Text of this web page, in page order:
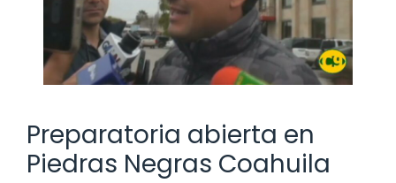
Preparatoria abierta en
Piedras Negras Coahuila